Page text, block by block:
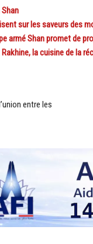
sur les saveurs des
armé Shan promet de
Rakhine, la cuisine de la
entre les